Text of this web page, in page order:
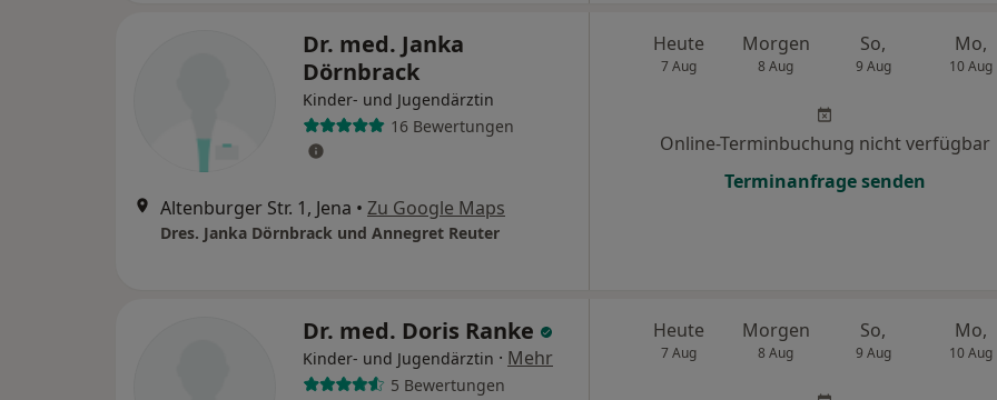
Dr. med. Janka
Dörnbrack
Kinder- und Jugendärztin
16 Bewertungen
Altenburger Str. 1, Jena • Zu Google Maps
Dres. Janka Dörnbrack und Annegret Reuter
Heute
7 Aug
Morgen
8 Aug
So,
9 Aug
Mo,
10 Aug
Online-Terminbuchung nicht verfügbar
Terminanfrage senden
Dr. med. Doris Ranke
Kinder- und Jugendärztin · Mehr
5 Bewertungen
Heute
7 Aug
Morgen
8 Aug
So,
9 Aug
Mo,
10 Aug